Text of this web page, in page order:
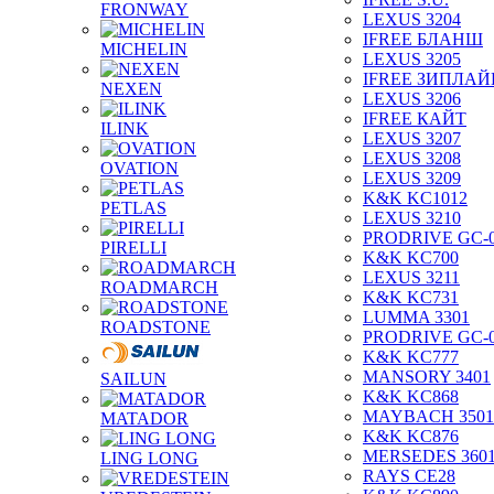
FRONWAY
MICHELIN
NEXEN
ILINK
OVATION
PETLAS
PIRELLI
ROADMARCH
ROADSTONE
SAILUN
MATADOR
LING LONG
LEXUS 3204
IFREE БЛАНШ
LEXUS 3205
IFREE
LEXUS 3206
IFREE КАЙТ
LEXUS 3207
LEXUS 3208
LEXUS 3209
K&K KC1012
LEXUS 3210
PRODRIVE GC-
K&K KC700
LEXUS 3211
K&K KC731
LUMMA 3301
PRODRIVE GC-
K&K KC777
MANSORY 3401
K&K KC868
MAYBACH 3501
K&K KC876
MERSEDES 3601
RAYS CE28